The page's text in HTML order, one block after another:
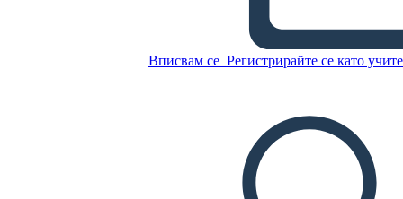
Вписвам се Регистрирайте се като
СЪЗДАЙТЕ СЦЕНАРИЙ
ПУСКАНЕ НА СЛАЙДШОУ
ЧЕТИ МИ